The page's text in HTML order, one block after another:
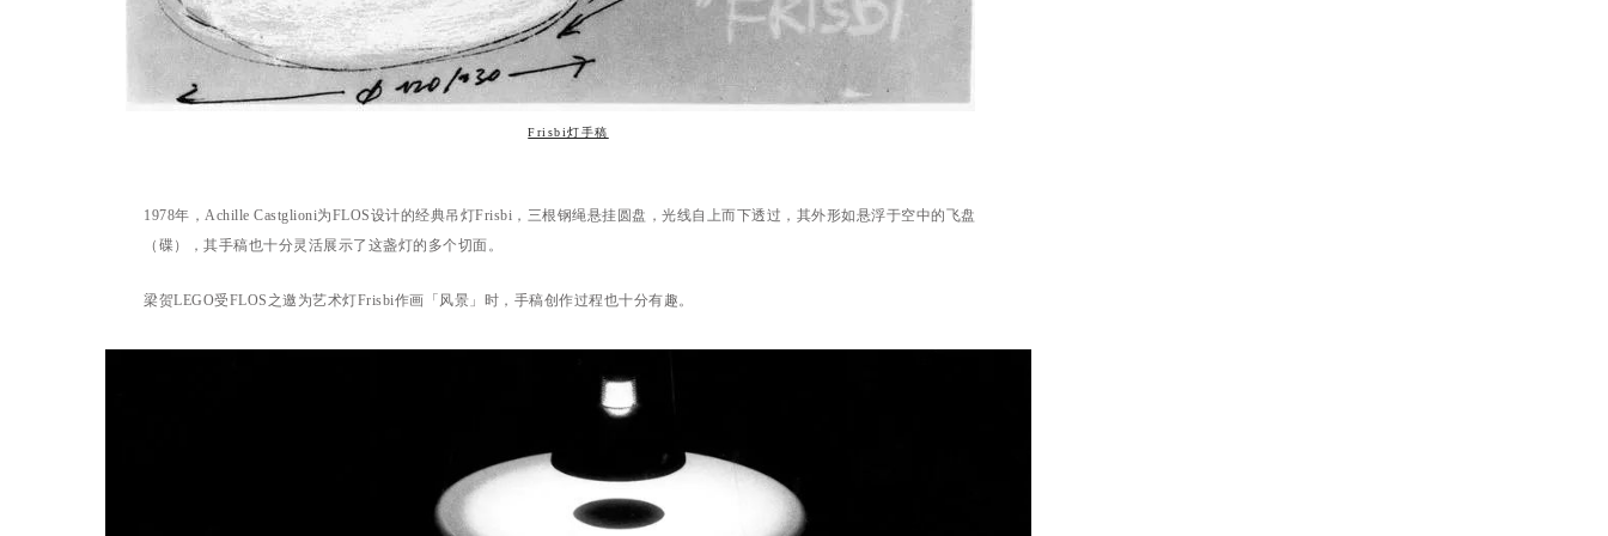
Frisbi灯手稿
1978年，Achille Castglioni为FLOS设计的经典吊灯Frisbi，三根钢绳悬挂圆盘，光线自上而下透过，其外形如悬浮于空中的飞盘
（碟），其手稿也十分灵活展示了这盏灯的多个切面。
梁贺LEGO受FLOS之邀为艺术灯Frisbi作画「风景」时，手稿创作过程也十分有趣。